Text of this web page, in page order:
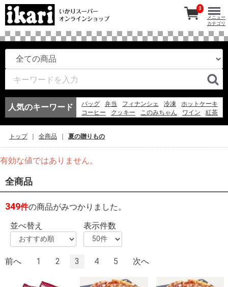
人気のキーワード バッグ 弁当 フィナンシェ 冷凍
ホットケーキ
コーヒー
クッキー このみちゃん ワイン
紅茶
日本酒
0
メニュー
カテゴリ
トップ 全商品 夏の贈りもの
有効な値ではありません。
全商品
349件の商品がみつかりました。
並べ替え
表示件数
前へ 1 2 3 4 5 次へ